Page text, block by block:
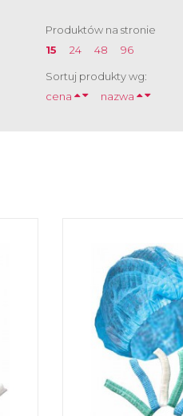
Produktów na stronie
15
24 48 96
Sortuj produkty wg:
cena
nazwa